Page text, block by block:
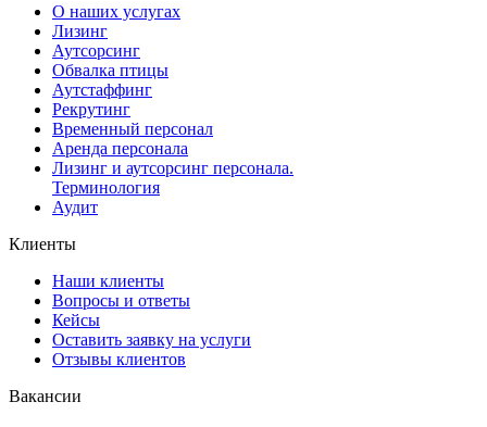
О наших услугах
Лизинг
Аутсорсинг
Обвалка птицы
Аутстаффинг
Рекрутинг
Временный персонал
Аренда персонала
Лизинг и аутсорсинг персонала.
Терминология
Аудит
Клиенты
Наши клиенты
Вопросы и ответы
Кейсы
Оставить заявку на услуги
Отзывы клиентов
Вакансии